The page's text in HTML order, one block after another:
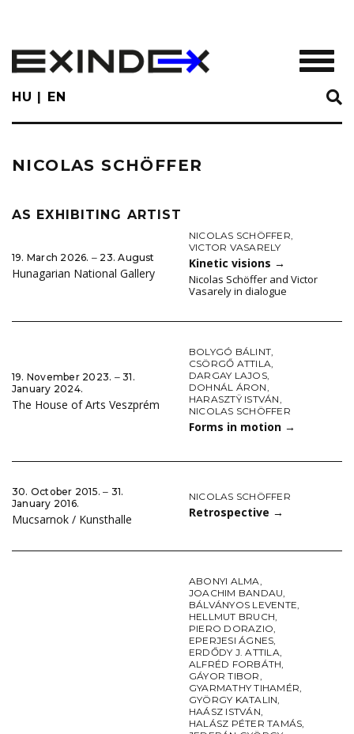
main
content
HU EN
NICOLAS SCHÖFFER
AS EXHIBITING ARTIST
19. March 2026. ‒ 23. August
Hunagarian National Gallery
NICOLAS SCHÖFFER,
VICTOR VASARELY
Kinetic visions →
Nicolas Schöffer and Victor
Vasarely in dialogue
19. November 2023. ‒ 31.
January 2024.
The House of Arts Veszprém
BOLYGÓ BÁLINT,
CSÖRGŐ ATTILA,
DARGAY LAJOS,
DOHNÁL ÁRON,
HARASZTŸ ISTVÁN,
NICOLAS SCHÖFFER
Forms in motion →
30. October 2015. ‒ 31.
January 2016.
Mucsarnok / Kunsthalle
NICOLAS SCHÖFFER
Retrospective →
ABONYI ALMA,
JOACHIM BANDAU,
BÁLVÁNYOS LEVENTE,
HELLMUT BRUCH,
PIERO DORAZIO,
EPERJESI ÁGNES,
ERDŐDY J. ATTILA,
ALFRÉD FORBÁTH,
GÁYOR TIBOR,
GYARMATHY TIHAMÉR,
GYÖRGY KATALIN,
HAÁSZ ISTVÁN,
HALÁSZ PÉTER TAMÁS,